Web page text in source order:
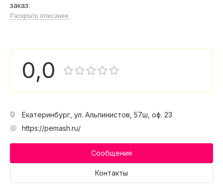
заказ:
Раскрыть описание
0,0
Екатеринбург, ул. Альпинистов, 57ш, оф. 23
https://pemash.ru/
Сообщение
Контакты